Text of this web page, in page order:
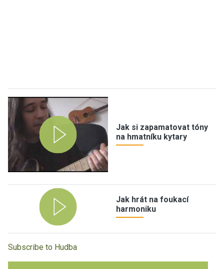
Jak si zapamatovat tóny
na hmatníku kytary
Jak hrát na foukací
harmoniku
Subscribe to Hudba